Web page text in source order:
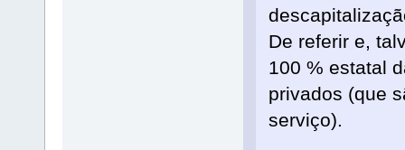
De referir e,
100 % estatal
privados (que
serviço).